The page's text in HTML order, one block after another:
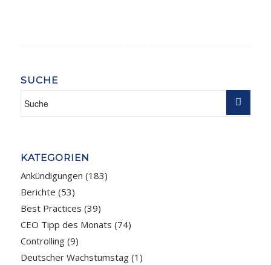
SUCHE
KATEGORIEN
Ankündigungen (183)
Berichte (53)
Best Practices (39)
CEO Tipp des Monats (74)
Controlling(9)
Deutscher Wachstumstag(1)